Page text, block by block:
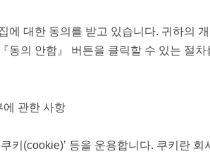
에 대한 동의를 받고 있습니다. 귀하의
동의 안함』 버튼을 클릭할 수 있는 절
관한 사항
키(cookie)’ 등을 운용합니다. 쿠키란 회